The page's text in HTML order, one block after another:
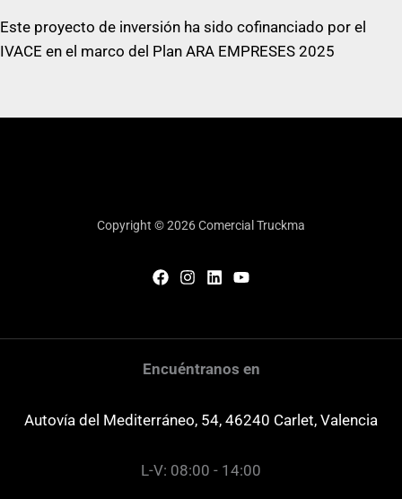
Este proyecto de inversión ha sido cofinanciado por el
IVACE en el marco del Plan ARA EMPRESES 2025
Copyright © 2026 Comercial Truckma
Encuéntranos en
Autovía del Mediterráneo, 54, 46240 Carlet, Valencia
L-V: 08:00 - 14:00